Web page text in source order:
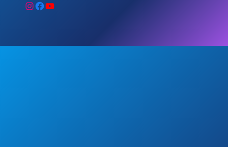
Instagram
Facebook
YouTube